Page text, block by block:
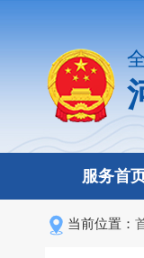
服务首
当前位置：